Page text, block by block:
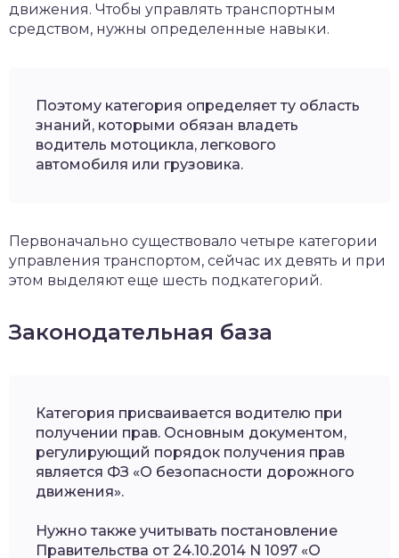
движения. Чтобы управлять транспортным
средством, нужны определенные навыки.
Поэтому категория определяет ту область
знаний, которыми обязан владеть
водитель мотоцикла, легкового
автомобиля или грузовика.
Первоначально существовало четыре категории
управления транспортом, сейчас их девять и при
этом выделяют еще шесть подкатегорий.
Законодательная база
Категория присваивается водителю при
получении прав. Основным документом,
регулирующий порядок получения прав
является ФЗ «О безопасности дорожного
движения».
Нужно также учитывать постановление
Правительства от 24.10.2014 N 1097 «О